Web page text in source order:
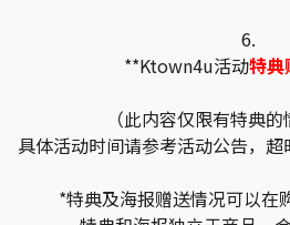
6.
**Ktown4u活动特
（此内容仅限有特典的
具体活动时间请参考活动公告，超
*特典及海报赠送情况可以在